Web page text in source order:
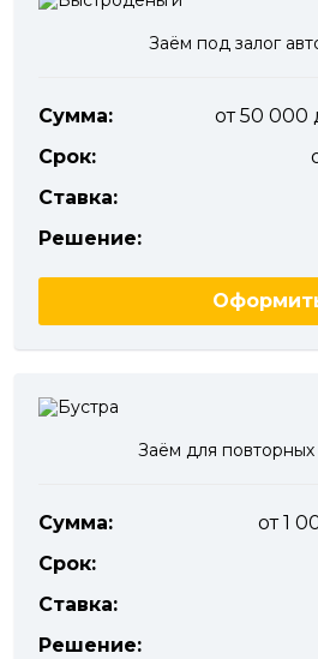
Заём под залог
Сумма:
от 50 000
Срок:
Ставка:
Решение:
Заём для повторных
Сумма:
от 1
Срок:
Ставка:
Решение: